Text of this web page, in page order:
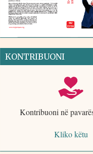
KONTRIBUONI
Kontribuoni në
Kliko këtu